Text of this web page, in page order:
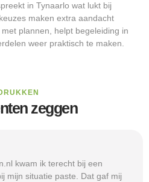
in Tynaarlo wat lukt bij
maken extra aandacht
plannen, helpt begeleiding in
weer praktisch te maken.
zeggen
kwam ik terecht bij een
mijn situatie paste. Dat gaf mij